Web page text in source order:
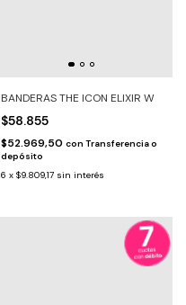
BANDERAS THE ICON ELIXIR W
$58.855
$52.969,50 con Transferencia o
depósito
6 x $9.809,17 sin interés